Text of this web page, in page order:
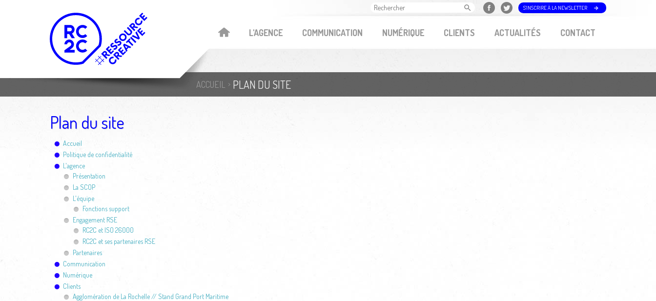
L'AGENCE COMMUNICATION NUMÉRIQUE CLIENTS ACTUALITÉS CONTACT
S'INSCRIRE À LA NEWSLETTER
ACCUEIL PLAN DU SITE
Plan du site
Accueil
Politique de confidentialité
L'agence
Présentation
La SCOP
L'équipe
Fonctions support
Engagement RSE
RC2C et ISO 26000
RC2C et ses partenaires RSE
Partenaires
Communication
Numérique
Clients
Agglomération de La Rochelle // Stand Grand Port Maritime